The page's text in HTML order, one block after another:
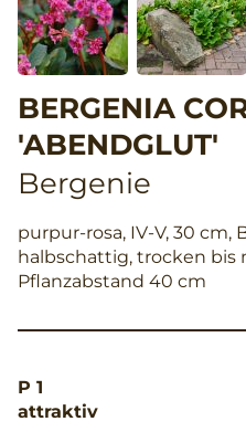
BERGENIA
'ABENDGLUT'
Bergenie
purpur-rosa, IV-V, 30 cm,
halbschattig, trocken bis
Pflanzabstand 40 cm
P 1
attraktiv